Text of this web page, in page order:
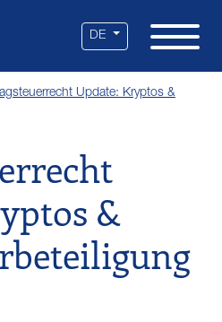
DE
Update: Kryptos &
&